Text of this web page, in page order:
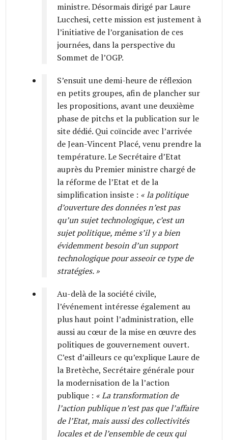
ministre. Désormais dirigé par Laure
Lucchesi, cette mission est justement à
l’initiative de l’organisation de ces
journées, dans la perspective du
Sommet de l’OGP.
S’ensuit une demi-heure de réflexion
en petits groupes, afin de plancher sur
les propositions, avant une deuxième
phase de pitchs et la publication sur le
site dédié. Qui coïncide avec l’arrivée
de Jean-Vincent Placé, venu prendre la
température. Le Secrétaire d’Etat
auprès du Premier ministre chargé de
la réforme de l’Etat et de la
simplification insiste : « la politique
d’ouverture des données n’est pas
qu’un sujet technologique, c’est un
sujet politique, même s’il y a bien
évidemment besoin d’un support
technologique pour asseoir ce type de
stratégies. »
Au-delà de la société civile,
l’événement intéresse également au
plus haut point l’administration, elle
aussi au cœur de la mise en œuvre des
politiques de gouvernement ouvert.
C’est d’ailleurs ce qu’explique Laure de
la Bretèche, Secrétaire générale pour
la modernisation de la l’action
publique : « La transformation de
l’action publique n’est pas que l’affaire
de l’Etat, mais aussi des collectivités
locales et de l’ensemble de ceux qui